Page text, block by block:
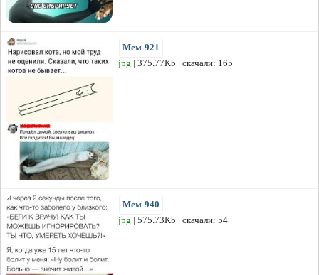
Мем-921
jpg | 375.77Kb | скачали: 165
Мем-940
jpg | 575.73Kb | скачали: 54